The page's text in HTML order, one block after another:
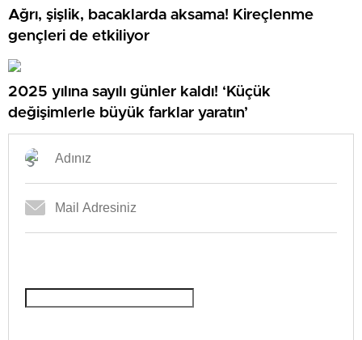
Ağrı, şişlik, bacaklarda aksama! Kireçlenme
gençleri de etkiliyor
2025 yılına sayılı günler kaldı! ‘Küçük
değişimlerle büyük farklar yaratın’